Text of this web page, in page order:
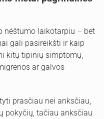
nėštumo laikotarpiu – bet
gali pasireikšti ir kaip
kitų tipinių simptomų,
ar galvos
prasčiau nei anksčiau,
pokyčių, tačiau anksčiau